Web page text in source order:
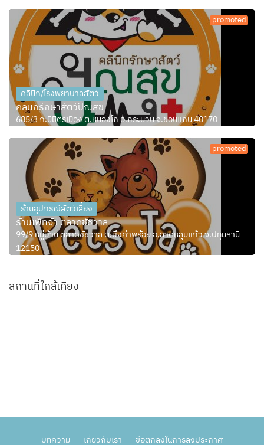
promoted
คลินิก/โรงพยาบาลสัตว์
คลินิกรักษาสัตว์ปัณสุข
685/3 ถ.นิมิตรเมือง ต.หนองโก อ.กระนวน จ.ขอนแก่น 40170
promoted
ร้านอุปกรณ์สัตว์เลี้ยง
ร้านเพ็ทจ้า ตลาดชัชวาล
99/9 หมู่บ้าน ตลาดชัชวาล ต.บึงคำพร้อย อ.ลาดหลุมแก้ว จ.ปทุมธานี
12150
สถานที่ใกล้เคียง
บทความ เกี่ยวกับเรา ข้อตกลงในการลงประกาศ